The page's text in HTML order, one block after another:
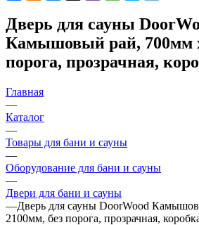
Дверь для сауны
Камышовый рай, 700мм
порога, прозрачная,
Главная
—
Каталог
—
Товары для бани и сауны
—
Оборудование для бани и сауны
—
Двери для бани и сауны
—Дверь для сауны DoorWood
2100мм, без порога, прозрачная,